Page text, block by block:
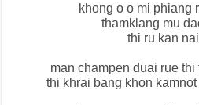
khong o o mi phiang
thamklang mu
thi ru kan
man champen duai rue
thi khrai bang khon